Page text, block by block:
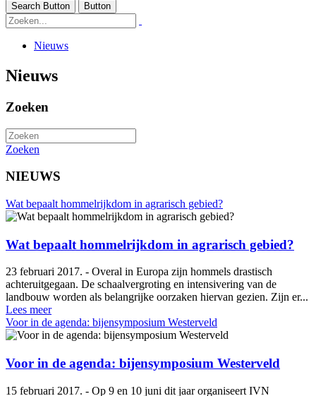
Search Button Button
Nieuws
Nieuws
Zoeken
Zoeken
NIEUWS
Wat bepaalt hommelrijkdom in agrarisch gebied?
Wat bepaalt hommelrijkdom in agrarisch gebied?
23 februari 2017. - Overal in Europa zijn hommels drastisch
achteruitgegaan. De schaalvergroting en intensivering van de
landbouw worden als belangrijke oorzaken hiervan gezien. Zijn er...
Lees meer
Voor in de agenda: bijensymposium Westerveld
Voor in de agenda: bijensymposium Westerveld
15 februari 2017. - Op 9 en 10 juni dit jaar organiseert IVN